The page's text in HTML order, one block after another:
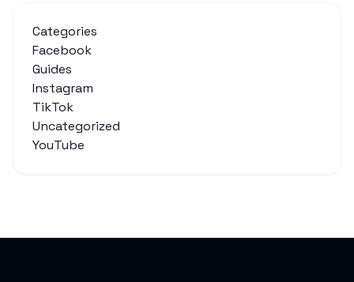
Categories
Facebook
Guides
Instagram
TikTok
Uncategorized
YouTube